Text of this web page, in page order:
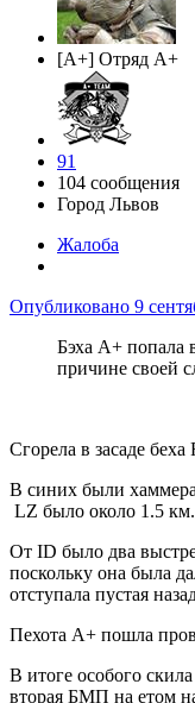
[A+] Отряд A+
91
104 сообщения
Город Львов
Жалоба
Опубликовано 9
Бэха А+ попала
причине своей
Сгорела в засаде беха
В синих были
LZ было около 1.5
От ID было два
поскольку она была
отступала пустая
Пехота А+ пошла
В итоге особого
вторая БМП на етом